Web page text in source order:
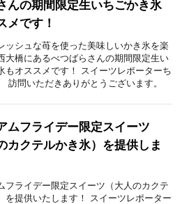
んの期間限定生いちごかき氷
メです！
ッシュな苺を使った美味しいかき氷を楽
大橋にあるべつばらさんの期間限定生い
もオススメです！ スイーツレポーターち
訪問いただきありがとうございます。
ムフライデー限定スイーツ
カクテルかき氷）を提供しま
フライデー限定スイーツ（大人のカクテ
を提供いたします！ スイーツレポーター